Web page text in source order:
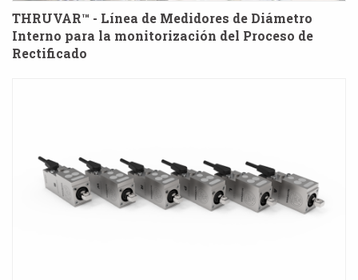
THRUVAR™ - Línea de Medidores de Diámetro
Interno para la monitorización del Proceso de
Rectificado